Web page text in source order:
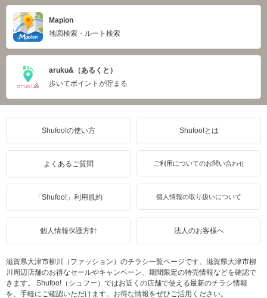
Mapion
地図検索・ルート検索
aruku&（あるくと）
歩いてポイントが貯まる
Shufoo!の使い方 Shufoo!とは
よくあるご質問 ご利用についてのお問い合わせ
「Shufoo!」利用規約 個人情報の取り扱いについて
個人情報保護方針 法人のお客様へ
滋賀県大津市柳川（ファッション）のチラシ一覧ページです。滋賀県大津市柳
川周辺店舗のお得なセールやキャンペーン、期間限定の特売情報などを確認で
きます。 Shufoo!（シュフー）ではお近くの店舗で使える最新のチラシ情報
を、手軽にご確認いただけます。お得な情報をぜひご活用ください。